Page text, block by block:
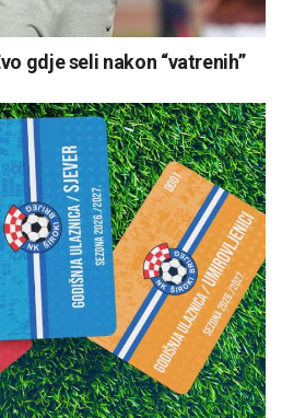
gdje seli nakon “vatrenih”